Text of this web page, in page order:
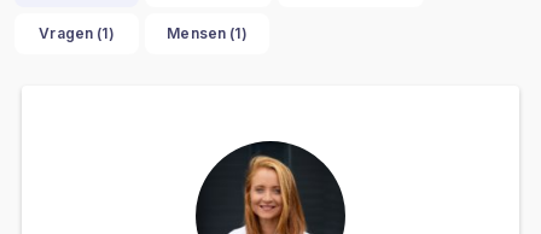
Vragen (1) Mensen (1)